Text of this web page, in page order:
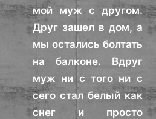
мой муж с другом.
Друг зашел в дом, а
мы остались болтать
на балконе. Вдруг
муж ни с того ни с
сего стал белый как
снег и просто